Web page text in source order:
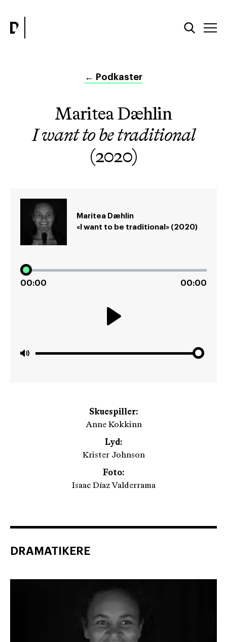
← Podkaster
Maritea Dæhlin
I want to be traditional
(2020)
Maritea Dæhlin
«I want to be traditional» (2020)
00:00 00:00
Skuespiller:
Anne Kokkinn
Lyd:
Krister Johnson
Foto:
Isaac Díaz Valderrama
DRAMATIKERE